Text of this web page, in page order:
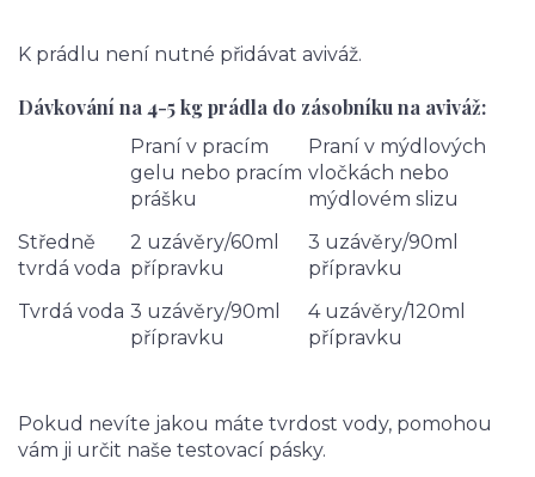
K prádlu není nutné přidávat aviváž.
Dávkování na 4-5 kg prádla do zásobníku na aviváž:
Praní v pracím
gelu nebo pracím
prášku
Praní v mýdlových
vločkách nebo
mýdlovém slizu
Středně
tvrdá voda
2 uzávěry/60ml
přípravku
3 uzávěry/90ml
přípravku
Tvrdá voda 3 uzávěry/90ml
přípravku
4 uzávěry/120ml
přípravku
Pokud nevíte jakou máte tvrdost vody, pomohou
vám ji určit naše testovací pásky.